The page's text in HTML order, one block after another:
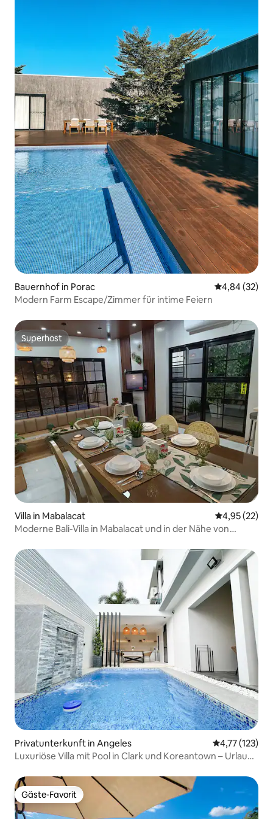
Bauernhof in Porac
4,84 (32)
Modern Farm Escape/Zimmer für intime Feiern
Superhost
Superhost
Villa in Mabalacat
4,95 (22)
Moderne Bali-Villa in Mabalacat und in der Nähe von
Privatunterkunft in Angeles
4,77 (123)
Luxuriöse Villa mit Pool in Clark und Koreantown – Urlaub
Gäste-Favorit
Gäste-Favorit